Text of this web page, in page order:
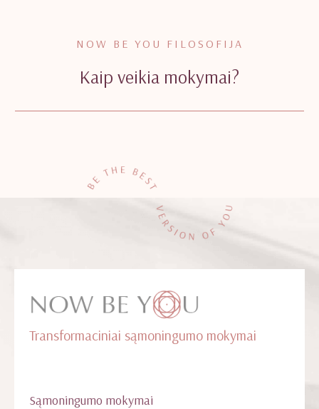
NOW BE YOU FILOSOFIJA
Kaip veikia mokymai?
Transformaciniai sąmoningumo mokymai
Sąmoningumo mokymai